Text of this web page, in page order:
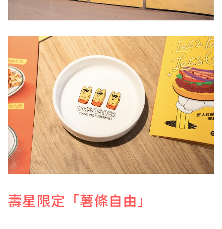
壽星限定「薯條自由」